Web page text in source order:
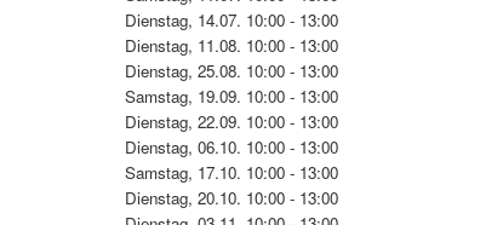
Dienstag, 14.07. 10:00 - 13:00
Dienstag, 11.08. 10:00 - 13:00
Dienstag, 25.08. 10:00 - 13:00
Samstag, 19.09. 10:00 - 13:00
Dienstag, 22.09. 10:00 - 13:00
Dienstag, 06.10. 10:00 - 13:00
Samstag, 17.10. 10:00 - 13:00
Dienstag, 20.10. 10:00 - 13:00